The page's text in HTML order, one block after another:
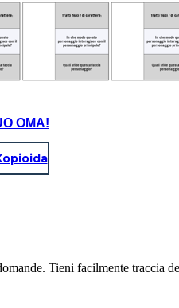
OMA!
Tieni facilmente traccia